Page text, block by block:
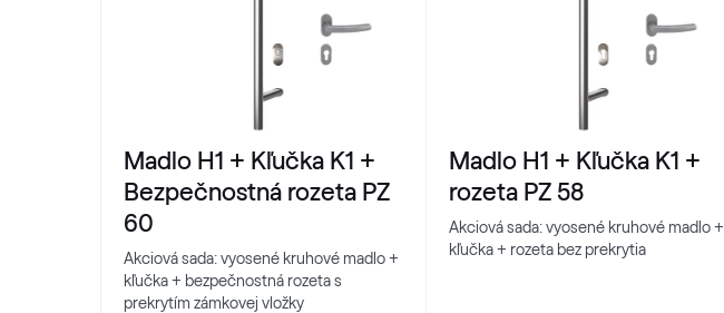
Madlo H1 + Kľučka K1 +
Bezpečnostná rozeta PZ
60
Akciová sada: vyosené kruhové madlo +
kľučka + bezpečnostná rozeta s
prekrytím zámkovej vložky
Madlo H1 + Kľučka K1 +
rozeta PZ 58
Akciová sada: vyosené kruhové madlo +
kľučka + rozeta bez prekrytia